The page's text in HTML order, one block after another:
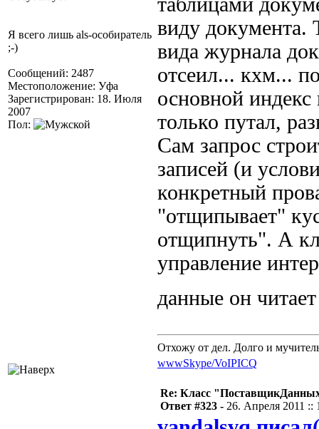
Я всего лишь als-особиратель
;-)
Сообщений: 2487
Местоположение: Уфа
Зарегистрирован: 18. Июля
2007
Пол:
виду документа.
вида журнала
отсеил... кхм...
основной индекс
только путал,
Сам запрос
записей (и
конкретный
"отщипывает"
отщипнуть". А
управление
данные он
Отхожу от дел. Долго и
wwwSkype/VoIPICQ
Re: Класс
Ответ #323 - 26. Апреля 2011 ::